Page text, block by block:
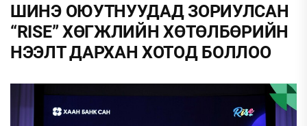
ШИНЭ ОЮУТНУУДАД ЗОРИУЛСАН
“RISE” ХӨГЖЛИЙН ХӨТӨЛБӨРИЙН
НЭЭЛТ ДАРХАН ХОТОД БОЛЛОО